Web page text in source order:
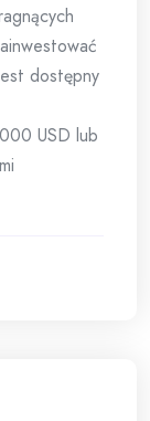
dostępny
USD lub